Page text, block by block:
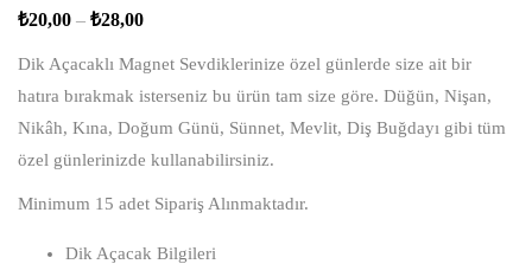
₺20,00 – ₺28,00
Dik Açacaklı Magnet Sevdiklerinize özel günlerde size ait bir
hatıra bırakmak isterseniz bu ürün tam size göre. Düğün, Nişan,
Nikâh, Kına, Doğum Günü, Sünnet, Mevlit, Diş Buğdayı gibi tüm
özel günlerinizde kullanabilirsiniz.
Minimum 15 adet Sipariş Alınmaktadır.
Dik Açacak Bilgileri